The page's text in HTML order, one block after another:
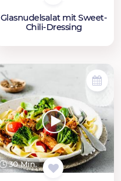
Glasnudelsalat mit Sweet-
Chili-Dressing
30 Min.